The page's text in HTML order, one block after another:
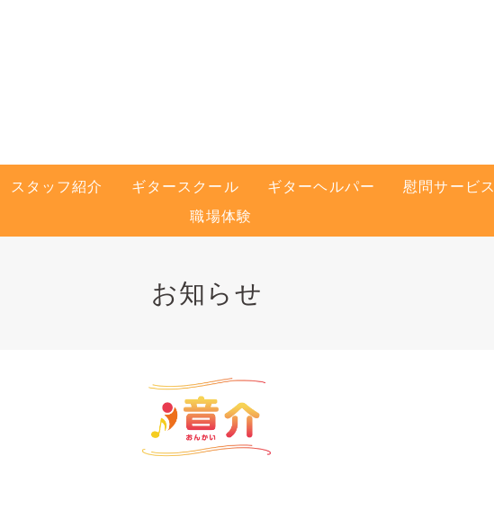
スタッフ紹介 ギタースクール ギターヘルパー 慰問サービス
職場体験
お知らせ